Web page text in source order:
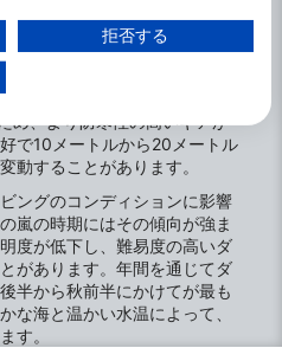
のベストシーズン
の機会があり、コンディショ
間は水温が14度から16度の範
提供します。しかし冬になる
め、より防寒性の高いギアが
で10メートルから20メートル
動することがあります。
ングのコンディションに影響
嵐の時期にはその傾向が強ま
度が低下し、難易度の高いダ
があります。年間を通じてダ
半から秋前半にかけてが最も
な海と温かい水温によって、
す。
に送信される場合があります。
の Web サイト/アプリにのみ適用され
用します。
／またはアクセス
データを利用する
プロファイルを作
拒否する